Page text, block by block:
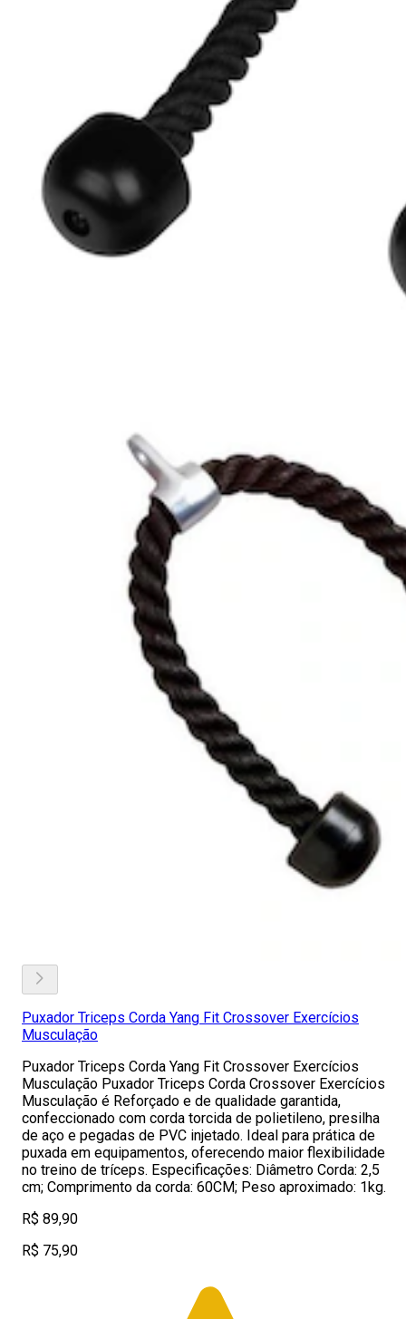
Puxador Triceps Corda Yang Fit Crossover Exercícios
Musculação
Puxador Triceps Corda Yang Fit Crossover Exercícios
Musculação Puxador Triceps Corda Crossover Exercícios
Musculação é Reforçado e de qualidade garantida,
confeccionado com corda torcida de polietileno, presilha
de aço e pegadas de PVC injetado. Ideal para prática de
puxada em equipamentos, oferecendo maior flexibilidade
no treino de tríceps. Especificações: Diâmetro Corda: 2,5
cm; Comprimento da corda: 60CM; Peso aproximado: 1kg.
R$ 89,90
R$ 75,90